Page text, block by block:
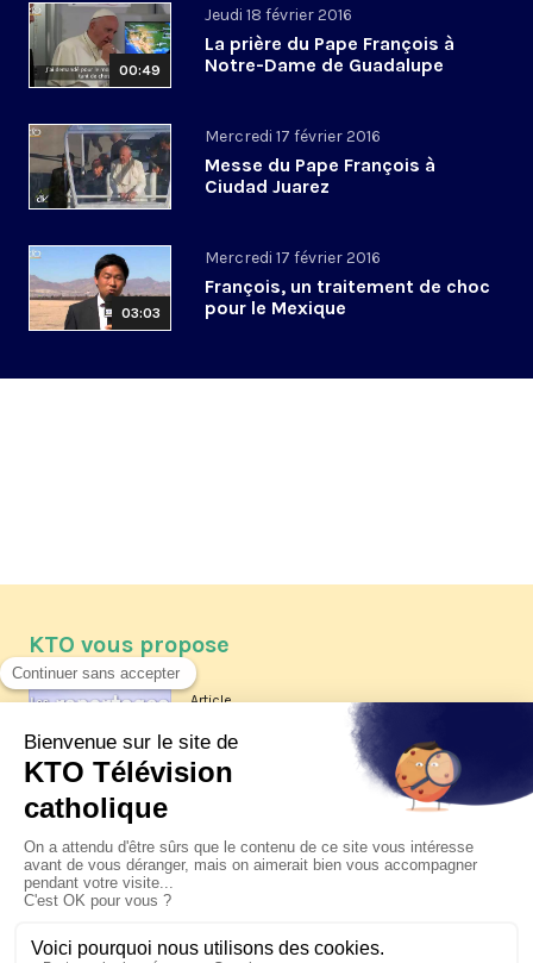
00:49
Jeudi 18 février 2016
La prière du Pape François à
Notre-Dame de Guadalupe
Mercredi 17 février 2016
Messe du Pape François à
Ciudad Juarez
03:03
Mercredi 17 février 2016
François, un traitement de choc
pour le Mexique
KTO vous propose
Article
Les reportages d'été 2026 de KTO
La visite pastorale du pape Léon
XIV à Assise à suivre sur KTO le
jeudi 6 août
Le pape en Uruguay, Argentine et